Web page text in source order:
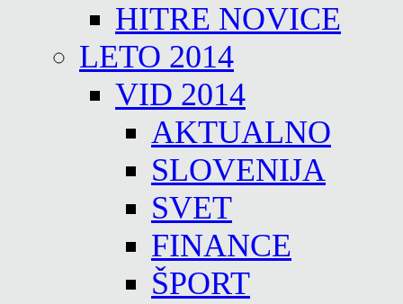
HITRE NOVICE
LETO 2014
VID 2014
AKTUALNO
SLOVENIJA
SVET
FINANCE
ŠPORT